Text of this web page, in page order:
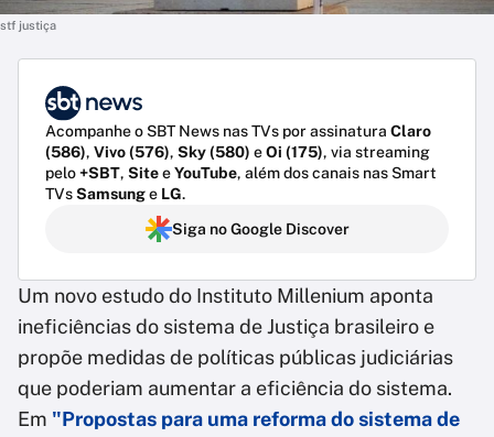
stf justiça
Acompanhe o SBT News nas TVs por assinatura Claro
(586), Vivo (576), Sky (580) eOi (175), via streaming
pelo+SBT, SiteeYouTube, além dos canais nas Smart
TVsSamsunge LG.
Siga no Google Discover
Um novo estudo do Instituto Millenium aponta
ineficiências do sistema de Justiça brasileiro e
propõe medidas de políticas públicas judiciárias
que poderiam aumentar a eficiência do sistema.
Em "Propostas para uma reforma do sistema de